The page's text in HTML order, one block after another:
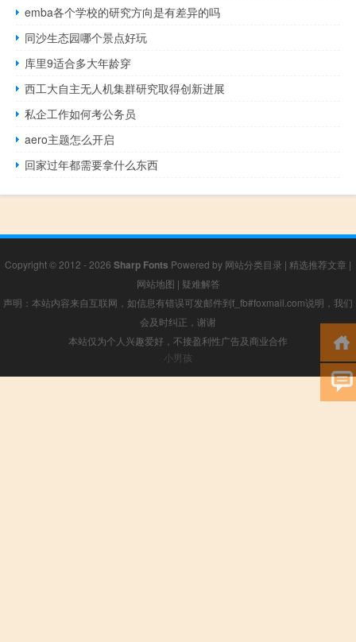
emba各个学校的研究方向是有差异的吗
同沙生态园哪个景点好玩
库里9适合多大年龄穿
西工大自主无人机集群研究取得创新进展
私企工作如何考公务员
aero主题怎么开启
回家过年都需要拿什么东西
Copyright © 2012 - 2026 Sharp Fonts Powered by 网站分类目录 | 精选推荐文章 |
网站地图 | 疑难解答
声明：本站内容来自互联网，如信息有错误可发邮件到f_fb#foxmail.com说明，我们
会及时纠正，谢谢
本站仅为个人兴趣爱好，不接盈利性广告及商业合作
小男孩